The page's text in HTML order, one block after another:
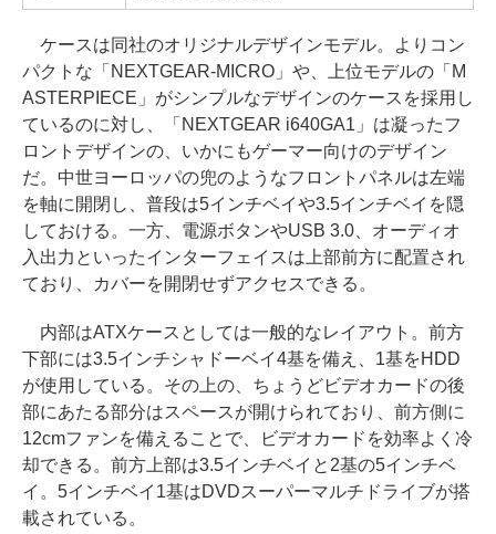
ケースは同社のオリジナルデザインモデル。よりコン
パクトな「NEXTGEAR-MICRO」や、上位モデルの「M
ASTERPIECE」がシンプルなデザインのケースを採用し
ているのに対し、「NEXTGEAR i640GA1」は凝ったフ
ロントデザインの、いかにもゲーマー向けのデザイン
だ。中世ヨーロッパの兜のようなフロントパネルは左端
を軸に開閉し、普段は5インチベイや3.5インチベイを隠
しておける。一方、電源ボタンやUSB 3.0、オーディオ
入出力といったインターフェイスは上部前方に配置され
ており、カバーを開閉せずアクセスできる。
内部はATXケースとしては一般的なレイアウト。前方
下部には3.5インチシャドーベイ4基を備え、1基をHDD
が使用している。その上の、ちょうどビデオカードの後
部にあたる部分はスペースが開けられており、前方側に
12cmファンを備えることで、ビデオカードを効率よく冷
却できる。前方上部は3.5インチベイと2基の5インチベ
イ。5インチベイ1基はDVDスーパーマルチドライブが搭
載されている。